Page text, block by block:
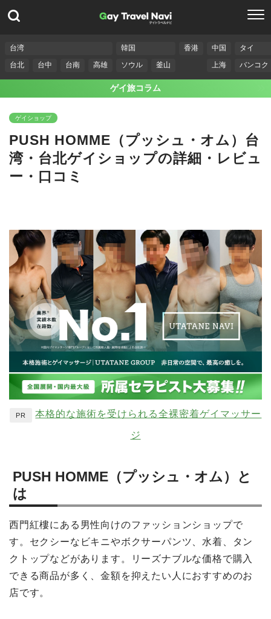
台湾
台北
台中 台南 高雄
韓国
ソウル
釜山
香港
中国
上海
タイ
バンコク
ゲイ旅コラム
ゲイショップ
PUSH HOMME（プッシュ・オム）台
湾・台北ゲイショップの詳細・レビュ
ー・口コミ
PR 本格的な施術を受けられる全裸密着ゲイマッサー
ジ
PUSH HOMME（プッシュ・オム）と
は
西門紅樓にある男性向けのファッションショップで
す。セクシーなビキニやボクサーパンツ、水着、タン
クトップなどがあります。リーズナブルな価格で購入
できる商品が多く、金額を抑えたい人におすすめのお
店です。